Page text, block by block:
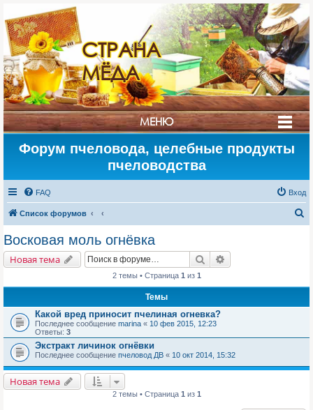
СТРАНА
МЁДА
МЕНЮ
Форум пчеловода, целебные продукты
пчеловодства
FAQ Вход
Список форумов
Восковая моль огнёвка
Новая тема Поиск
2 темы • Страница 1 из 1
Темы
Какой вред приносит пчелиная огневка?
Последнее сообщение marina « 10 фев 2015, 12:23
Ответы: 3
Экстракт личинок огнёвки
Последнее сообщение пчеловод ДВ « 10 окт 2014, 15:32
Новая тема
2 темы • Страница 1 из 1